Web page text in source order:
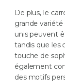
De plus, le
grande
unis peuvent
tandis que les
touche de
également
des motifs